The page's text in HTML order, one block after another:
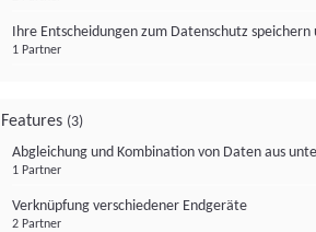
Ihre Entscheidungen zum Datenschutz
1 Partner
Features (3)
Abgleichung und Kombination von Daten aus
1 Partner
Verknüpfung verschiedener Endgeräte
2 Partner